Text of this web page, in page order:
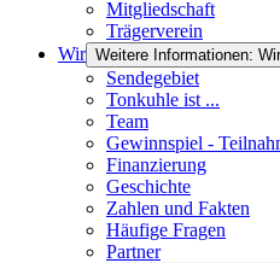
Mitgliedschaft
Trägerverein
Wir Weitere Informationen: Wir
Sendegebiet
Tonkuhle ist ...
Team
Gewinnspiel -
Finanzierung
Geschichte
Zahlen und Fakten
Häufige Fragen
Partner